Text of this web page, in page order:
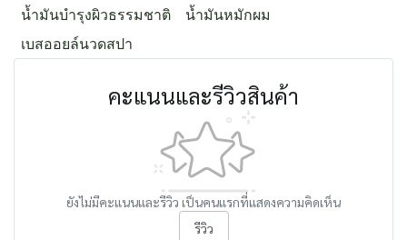
น้ำมันบำรุงผิวธรรมชาติ
น้ำมันหมักผม
เบสออยล์นวดสปา
คะแนนและรีวิวสินค้า
ยังไม่มีคะแนนและรีวิว เป็นคนแรกที่แสดงความคิดเห็น
รีวิว